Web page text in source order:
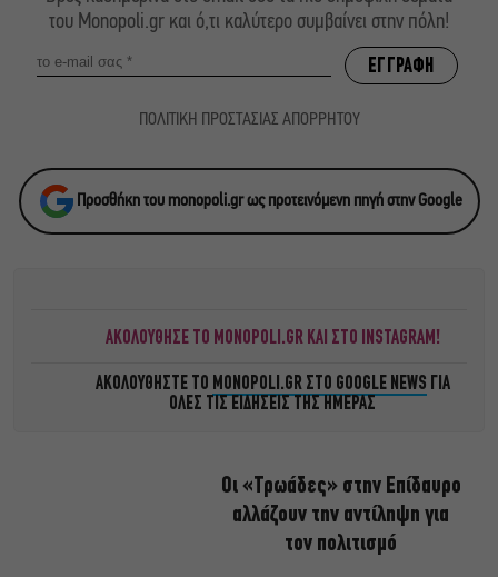
του Monopoli.gr και ό,τι καλύτερο συμβαίνει στην πόλη!
ΠΟΛΙΤΙΚΗ ΠΡΟΣΤΑΣΙΑΣ ΑΠΟΡΡΗΤΟΥ
Προσθήκη του monopoli.gr ως προτεινόμενη πηγή στην Google
ΑΚΟΛΟΥΘΗΣΕ ΤΟ MONOPOLI.GR ΚΑΙ ΣΤΟ INSTAGRAM!
ΑΚΟΛΟΥΘΗΣΤΕ ΤΟ MONOPOLI.GR ΣΤΟ GOOGLE NEWS ΓΙΑ
ΟΛΕΣ ΤΙΣ ΕΙΔΗΣΕΙΣ ΤΗΣ ΗΜΕΡΑΣ
Οι «Τρωάδες» στην Επίδαυρο
αλλάζουν την αντίληψη για
τον πολιτισμό